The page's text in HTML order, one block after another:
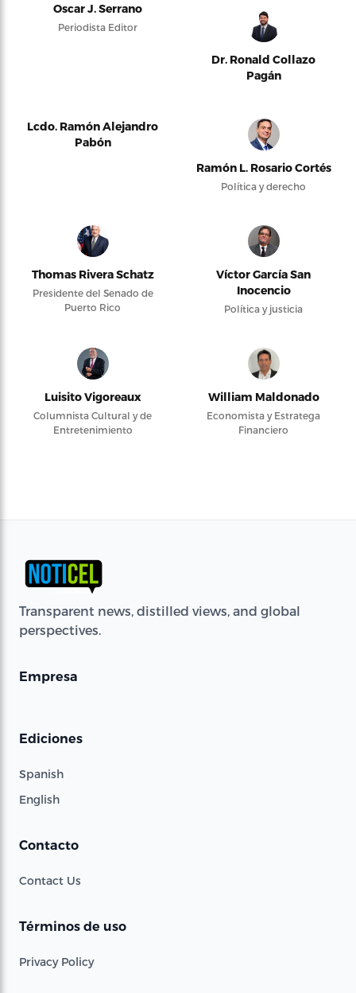
Oscar J. Serrano
Periodista Editor
Dr. Ronald Collazo
Pagán
Lcdo. Ramón Alejandro
Pabón
Ramón L. Rosario Cortés
Política y derecho
Thomas Rivera Schatz
Presidente del Senado de
Puerto Rico
Víctor García San
Inocencio
Política y justicia
Luisito Vigoreaux
Columnista Cultural y de
Entretenimiento
William Maldonado
Economista y Estratega
Financiero
Transparent news, distilled views, and global
perspectives.
Empresa
Ediciones
Spanish
English
Contacto
Contact Us
Términos de uso
Privacy Policy